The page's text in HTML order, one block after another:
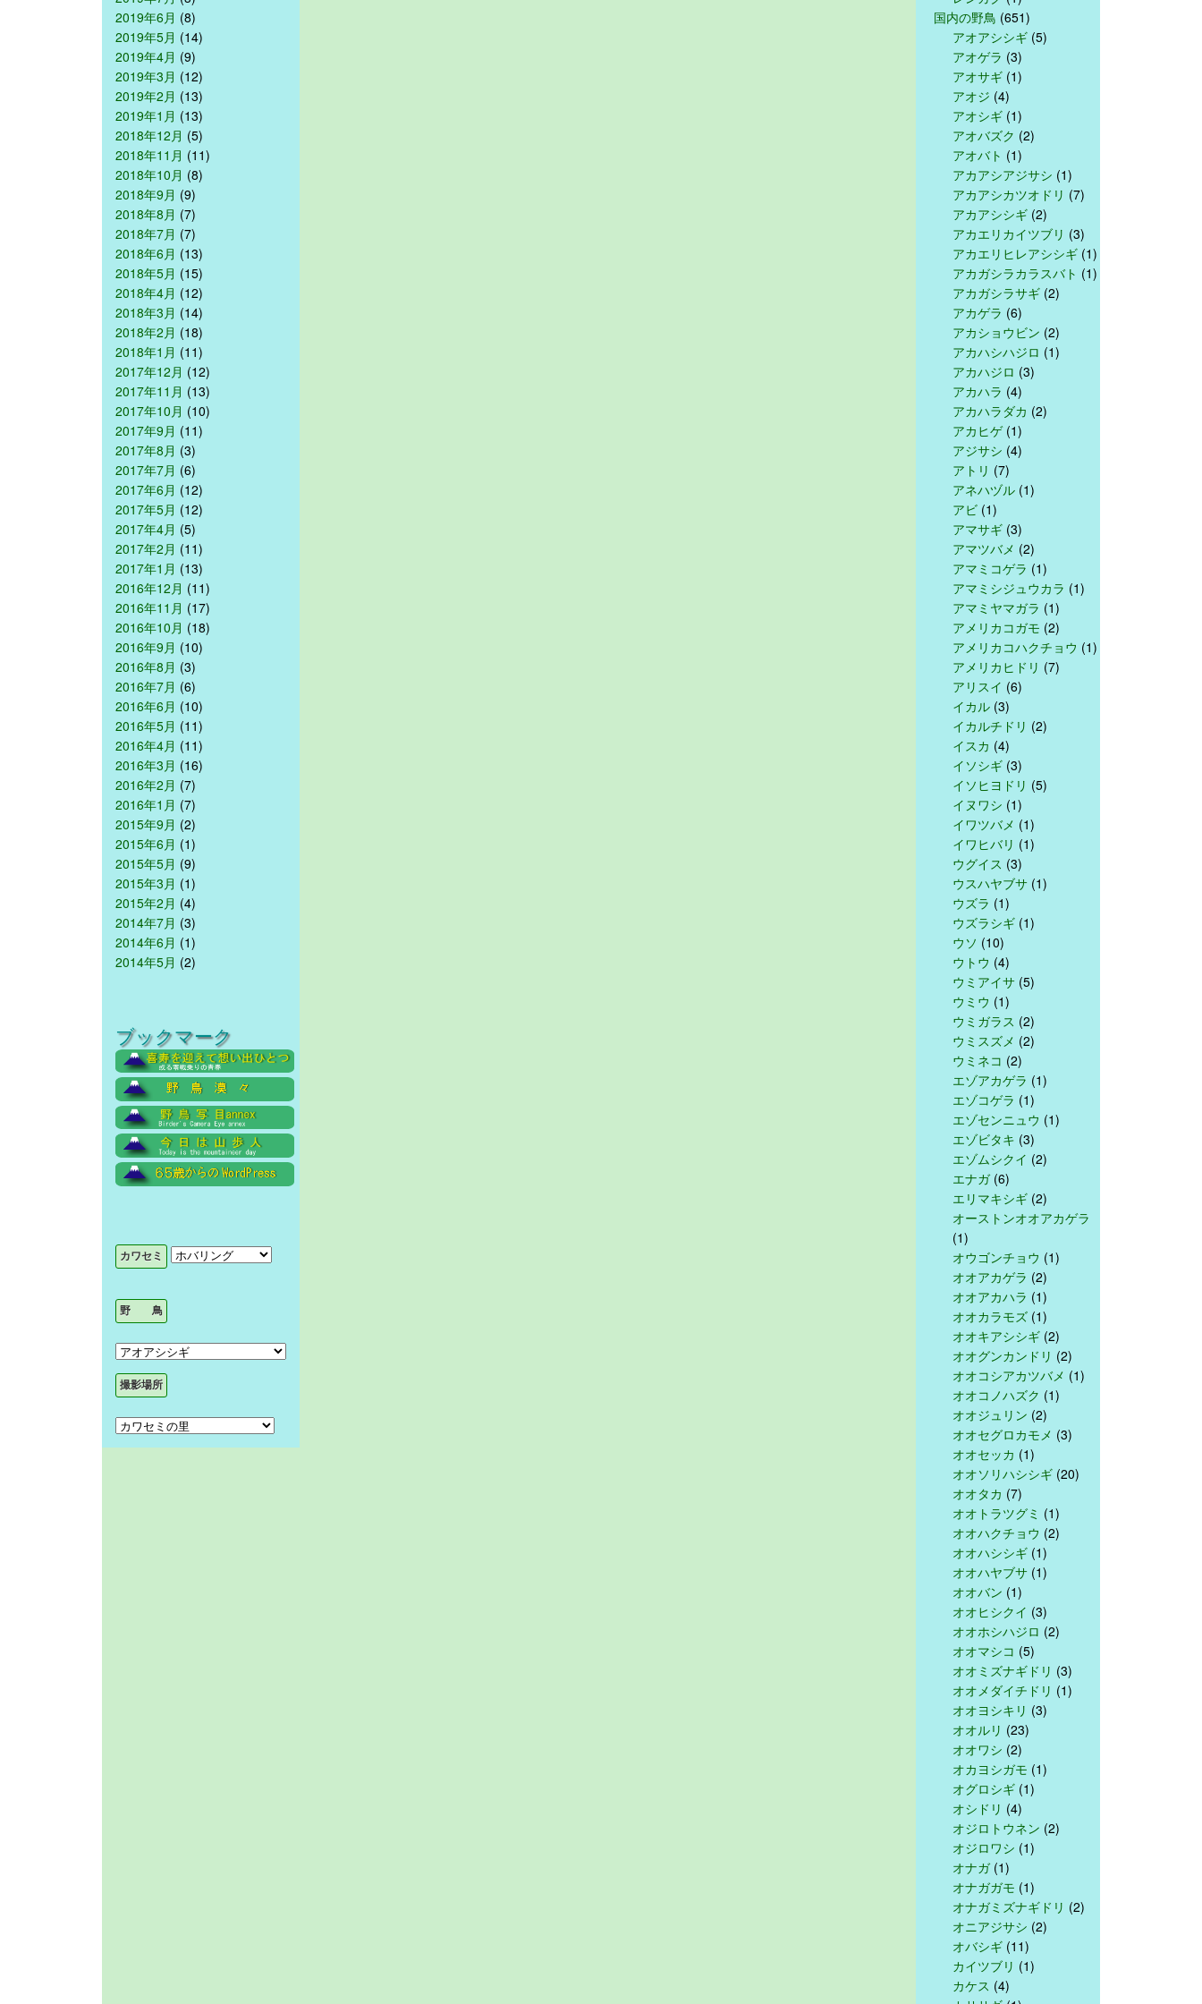
2019年6月 (8)
2019年5月 (14)
2019年4月 (9)
2019年3月 (12)
2019年2月 (13)
2019年1月 (13)
2018年12月 (5)
2018年11月 (11)
2018年10月 (8)
2018年9月 (9)
2018年8月 (7)
2018年7月 (7)
2018年6月 (13)
2018年5月 (15)
2018年4月 (12)
2018年3月 (14)
2018年2月 (18)
2018年1月 (11)
2017年12月 (12)
2017年11月 (13)
2017年10月 (10)
2017年9月 (11)
2017年8月 (3)
2017年7月 (6)
2017年6月 (12)
2017年5月 (12)
2017年4月 (5)
2017年2月 (11)
2017年1月 (13)
2016年12月 (11)
2016年11月 (17)
2016年10月 (18)
2016年9月 (10)
2016年8月 (3)
2016年7月 (6)
2016年6月 (10)
2016年5月 (11)
2016年4月 (11)
2016年3月 (16)
2016年2月 (7)
2016年1月 (7)
2015年9月 (2)
2015年6月 (1)
2015年5月 (9)
2015年3月 (1)
2015年2月 (4)
2014年7月 (3)
2014年6月 (1)
2014年5月 (2)
ブックマーク
国内の野鳥 (651)
アオアシシギ (5)
アオゲラ (3)
アオサギ (1)
アオジ (4)
アオシギ (1)
アオバズク (2)
アオバト (1)
アカアシアジサシ (1)
アカアシカツオドリ (7)
アカアシシギ (2)
アカエリカイツブリ (3)
アカエリヒレアシシギ (1)
アカガシラカラスバト (1)
アカガシラサギ (2)
アカゲラ (6)
アカショウビン (2)
アカハシハジロ (1)
アカハジロ (3)
アカハラ (4)
アカハラダカ (2)
アカヒゲ(1)
アジサシ (4)
アトリ (7)
アネハヅル (1)
アビ (1)
アマサギ (3)
アマツバメ (2)
アマミコゲラ (1)
アマミシジュウカラ (1)
アマミヤマガラ (1)
アメリカコガモ (2)
アメリカコハクチョウ (1)
アメリカヒドリ (7)
アリスイ (6)
イカル (3)
イカルチドリ (2)
イスカ (4)
イソシギ (3)
イソヒヨドリ (5)
イヌワシ (1)
イワツバメ (1)
イワヒバリ (1)
ウグイス (3)
ウスハヤブサ (1)
ウズラ (1)
ウズラシギ (1)
ウソ (10)
ウトウ (4)
ウミアイサ (5)
ウミウ (1)
ウミガラス (2)
ウミスズメ (2)
ウミネコ (2)
エゾアカゲラ (1)
エゾコゲラ (1)
エゾセンニュウ (1)
エゾビタキ (3)
エゾムシクイ (2)
エナガ(6)
エリマキシギ (2)
オーストンオオアカゲラ
(1)
オウゴンチョウ (1)
オオアカゲラ (2)
オオアカハラ (1)
オオカラモズ (1)
オオキアシシギ (2)
オオグンカンドリ (2)
オオコシアカツバメ (1)
オオコノハズク (1)
オオジュリン (2)
オオセグロカモメ (3)
オオセッカ (1)
オオソリハシシギ (20)
オオタカ (7)
オオトラツグミ (1)
オオハクチョウ (2)
オオハシシギ (1)
オオハヤブサ (1)
オオバン (1)
オオヒシクイ (3)
オオホシハジロ (2)
オオマシコ (5)
オオミズナギドリ (3)
オオメダイチドリ (1)
オオヨシキリ (3)
オオルリ (23)
オオワシ (2)
オカヨシガモ (1)
オグロシギ (1)
オシドリ (4)
オジロトウネン (2)
オジロワシ (1)
オナガ(1)
オナガガモ (1)
オナガミズナギドリ (2)
オニアジサシ (2)
オバシギ (11)
カイツブリ (1)
カケス (4)